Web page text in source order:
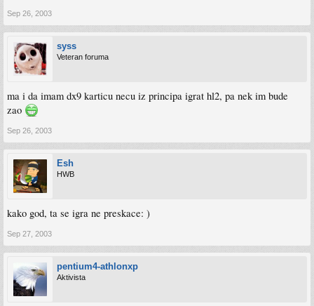
Sep 26, 2003
syss
Veteran foruma
ma i da imam dx9 karticu necu iz principa igrat hl2, pa nek im bude
zao
Sep 26, 2003
Esh
HWB
kako god, ta se igra ne preskace: )
Sep 27, 2003
pentium4-athlonxp
Aktivista